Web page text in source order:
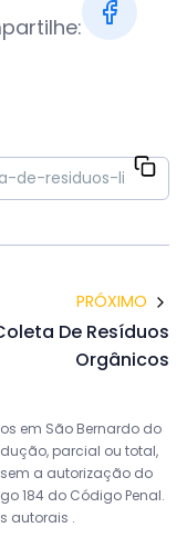
PRÓXIMO
De Resíduos
Orgânicos
em São Bernardo do
parcial ou total,
a autorização do
184 do Código Penal.
autorais .